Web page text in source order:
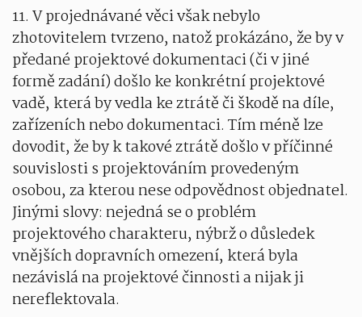
11. V projednávané věci však nebylo
zhotovitelem tvrzeno, natož prokázáno, že by v
předané projektové dokumentaci (či v jiné
formě zadání) došlo ke konkrétní projektové
vadě, která by vedla ke ztrátě či škodě na díle,
zařízeních nebo dokumentaci. Tím méně lze
dovodit, že by k takové ztrátě došlo v příčinné
souvislosti s projektováním provedeným
osobou, za kterou nese odpovědnost objednatel.
Jinými slovy: nejedná se o problém
projektového charakteru, nýbrž o důsledek
vnějších dopravních omezení, která byla
nezávislá na projektové činnosti a nijak ji
nereflektovala.